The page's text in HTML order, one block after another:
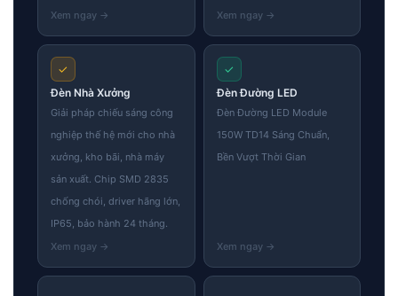
✓
Đèn Nhà Xưởng
Giải pháp chiếu sáng công
nghiệp thế hệ mới cho nhà
xưởng, kho bãi, nhà máy
sản xuất. Chip SMD 2835
chống chói, driver hãng lớn,
IP65, bảo hành 24 tháng.
✓
Đèn Đường LED
Đèn Đường LED Module
150W TD14 Sáng Chuẩn,
Bền Vượt Thời Gian